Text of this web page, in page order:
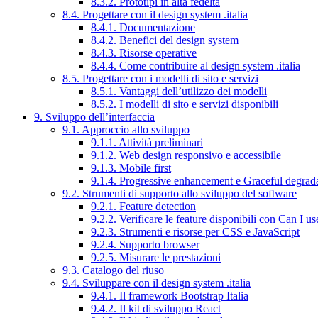
8.4. Progettare con il design system .italia
8.4.1. Documentazione
8.4.2. Benefici del design system
8.4.3. Risorse operative
8.4.4. Come contribuire al design system .italia
8.5. Progettare con i modelli di sito e servizi
8.5.1. Vantaggi dell’utilizzo dei modelli
8.5.2. I modelli di sito e servizi disponibili
9. Sviluppo dell’interfaccia
9.1. Approccio allo sviluppo
9.1.1. Attività preliminari
9.1.2. Web design responsivo e accessibile
9.1.3. Mobile first
9.1.4. Progressive enhancement e Graceful
9.2. Strumenti di supporto allo sviluppo del software
9.2.1. Feature detection
9.2.2. Verificare le feature disponibili con Can I
9.2.3. Strumenti e risorse per CSS e JavaScript
9.2.4. Supporto browser
9.2.5. Misurare le prestazioni
9.3. Catalogo del riuso
9.4. Sviluppare con il design system .italia
9.4.1. Il framework Bootstrap Italia
9.4.2. Il kit di sviluppo React